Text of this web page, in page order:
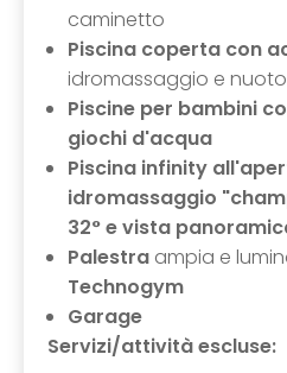
caminetto
Piscina coperta con
idromassaggio e
Piscine per bambini
giochi d'acqua
Piscina infinity
idromassaggio
32°e vista
Palestra ampia e
Technogym
Garage
Servizi/attività escluse: